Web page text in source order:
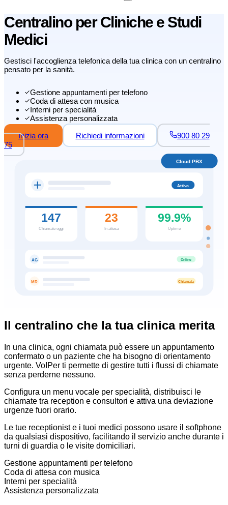
Centralino per Cliniche e Studi
Medici
Gestisci l'accoglienza telefonica della tua clinica con un centralino
pensato per la sanità.
Gestione appuntamenti per telefono
Coda di attesa con musica
Interni per specialità
Assistenza personalizzata
Inizia ora
Richiedi informazioni
900 80 29
75
Attivo
147
Chiamate oggi
23
In attesa
99.9%
Uptime
AG Online
MR Chiamata
Cloud PBX
Il centralino che la tua clinica merita
In una clinica, ogni chiamata può essere un appuntamento
confermato o un paziente che ha bisogno di orientamento
urgente. VoIPer ti permette di gestire tutti i flussi di chiamate
senza perderne nessuno.
Configura un menu vocale per specialità, distribuisci le
chiamate tra reception e consultori e attiva una deviazione
urgenze fuori orario.
Le tue receptionist e i tuoi medici possono usare il softphone
da qualsiasi dispositivo, facilitando il servizio anche durante i
turni di guardia o le visite domiciliari.
Gestione appuntamenti per telefono
Coda di attesa con musica
Interni per specialità
Assistenza personalizzata